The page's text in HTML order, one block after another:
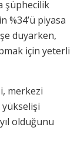
şüphecilik
%34’ü piyasa
duyarken,
için yeterli
merkezi
olduğunu